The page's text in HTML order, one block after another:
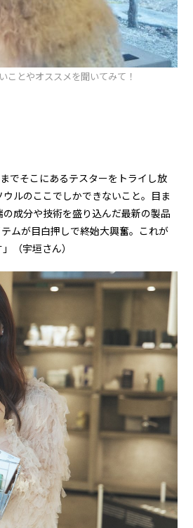
ことやオススメを聞いてみて！
でそこにあるテスターをトライし放
ルのここでしかできないこと。目ま
成分や技術を盛り込んだ最新の製品
ムが目白押しで終始大興奮。これが
（宇垣さん）